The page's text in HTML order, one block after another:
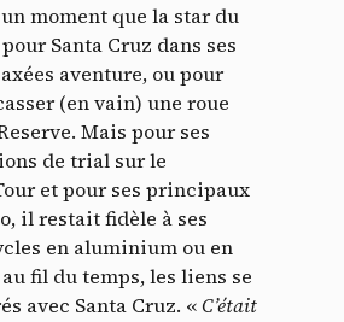
moment que la star du
Santa Cruz dans ses
aventure, ou pour
(en vain) une roue
Mais pour ses
de trial sur le
et pour ses principaux
il restait fidèle à ses
en aluminium ou en
fil du temps, les liens se
avec Santa Cruz. «C’était